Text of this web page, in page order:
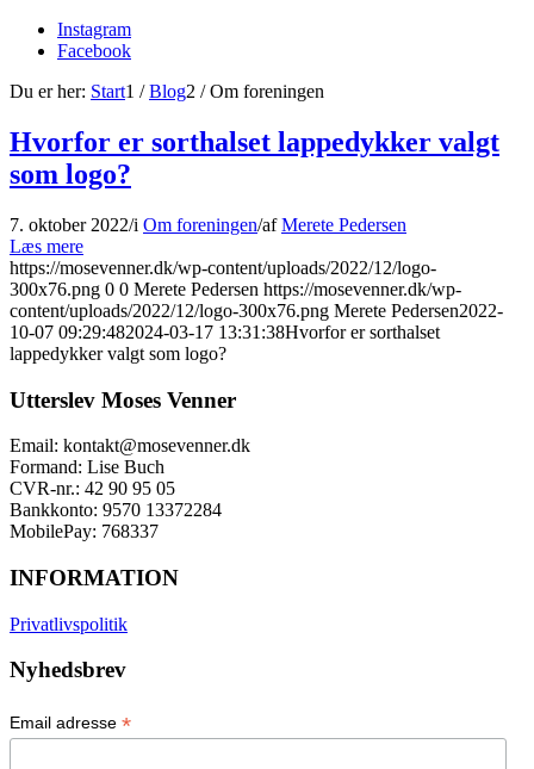
Instagram
Facebook
Du er her: Start1 / Blog2 / Om foreningen
Hvorfor er sorthalset lappedykker valgt
som logo?
7. oktober 2022/i Om foreningen/afMerete Pedersen
Læs mere
https://mosevenner.dk/wp-content/uploads/2022/12/logo-
300x76.png 0 0 Merete Pedersen https://mosevenner.dk/wp-
content/uploads/2022/12/logo-300x76.png Merete Pedersen2022-
10-07 09:29:482024-03-17 13:31:38Hvorfor er sorthalset
lappedykker valgt som logo?
Utterslev Moses Venner
Email: kontakt@mosevenner.dk
Formand: Lise Buch
CVR-nr.: 42 90 95 05
Bankkonto: 9570 13372284
MobilePay: 768337
INFORMATION
Privatlivspolitik
Nyhedsbrev
Email adresse *